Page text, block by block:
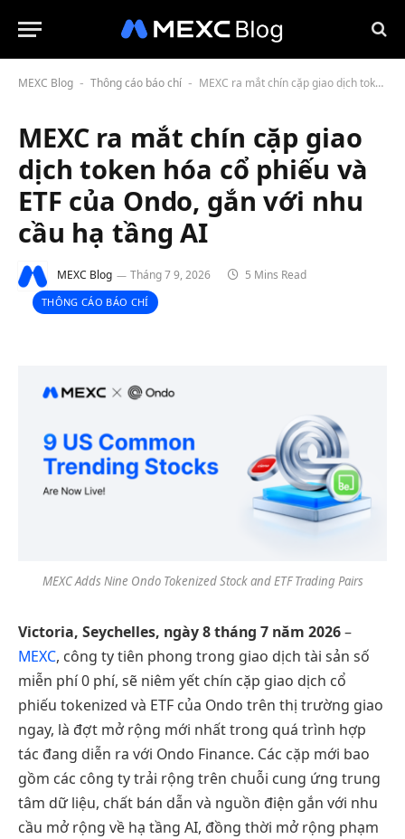
MEXC Blog - Thông cáo báo chí - MEXC ra mắt chín cặp giao dịch token hóa cổ phiếu và ETF của Ondo, gắn với nhu cầu hạ tầng AI
MEXC ra mắt chín cặp giao
dịch token hóa cổ phiếu và
ETF của Ondo, gắn với nhu
cầu hạ tầng AI
MEXC Blog Tháng 7 9, 2026 5 Mins Read
THÔNG CÁO BÁO CHÍ
MEXC Adds Nine Ondo Tokenized Stock and ETF Trading Pairs
Victoria, Seychelles, ngày 8 tháng 7 năm 2026–
MEXC, công ty tiên phong trong giao dịch tài sản số
miễn phí 0 phí, sẽ niêm yết chín cặp giao dịch cổ
phiếu tokenized và ETF của Ondo trên thị trường giao
ngay, là đợt mở rộng mới nhất trong quá trình hợp
tác đang diễn ra với Ondo Finance. Các cặp mới bao
gồm các công ty trải rộng trên chuỗi cung ứng trung
tâm dữ liệu, chất bán dẫn và nguồn điện gắn với nhu
cầu mở rộng về hạ tầng AI, đồng thời mở rộng phạm